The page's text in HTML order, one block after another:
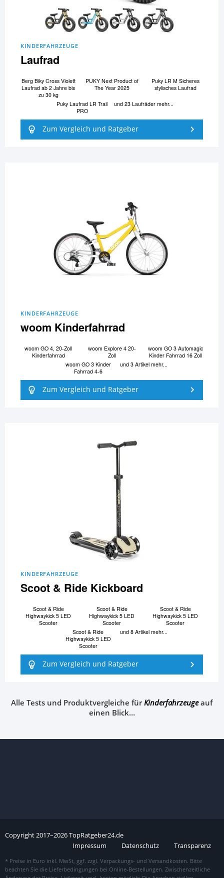
KINDERFAHRZEUGE
Laufrad
Berg Biky Cross Violett
Laufrad ab 2 Jahre bis
zu 30 kg
PUKY Next Product of
The Year 2025
Puky LR M Sicheres
stylisches Laufrad
Puky Laufrad LR Trail
PRO
und 23 Laufräder mehr...
Zum Vergleich und Ratgeber
KINDERFAHRZEUGE
woom Kinderfahrrad
woom GO 4, 20-Zoll
Kinderfahrrad
woom Explore 4 20-
Zoll
woom GO 3 Automagic
Kinder Fahrrad 16 Zoll
woom GO 3 Kinder
Fahrrad 4-6
und 3 Artikel mehr...
Zum Vergleich und Ratgeber
KINDERFAHRZEUGE
Scoot & Ride Kickboard
Scoot & Ride
Highwaykick 5 LED
Scooter
Scoot & Ride
Highwaykick 5 LED
Scooter
Scoot & Ride
Highwaykick 5 LED
Scooter
Scoot & Ride
Highwaykick 5 LED
Scooter
und 8 Artikel mehr...
Zum Vergleich und Ratgeber
Alle Tests und Produktvergleiche fürKinderfahrzeugeauf
einen Blick…
Copyright2017–2026TopRatgeber24.de
Impressum
Datenschutz Transparenz